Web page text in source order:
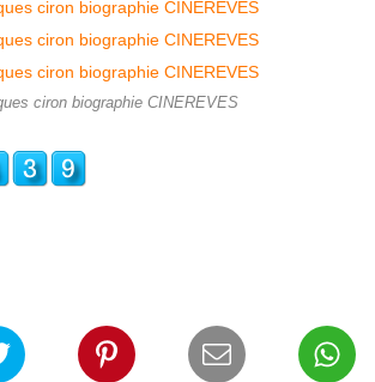
ciron biographie CINEREVES